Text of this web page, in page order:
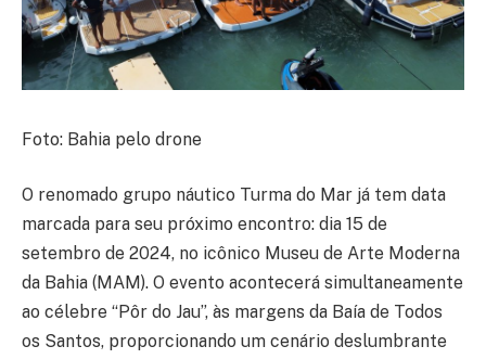
Foto: Bahia pelo drone
O renomado grupo náutico Turma do Mar já tem data
marcada para seu próximo encontro: dia 15 de
setembro de 2024, no icônico Museu de Arte Moderna
da Bahia (MAM). O evento acontecerá simultaneamente
ao célebre “Pôr do Jau”, às margens da Baía de Todos
os Santos, proporcionando um cenário deslumbrante